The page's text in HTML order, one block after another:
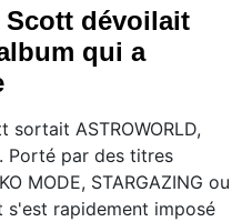
Scott dévoilait
qui a
ASTROWORLD,
Porté par des titres
MODE, STARGAZING ou
s'est rapidement imposé